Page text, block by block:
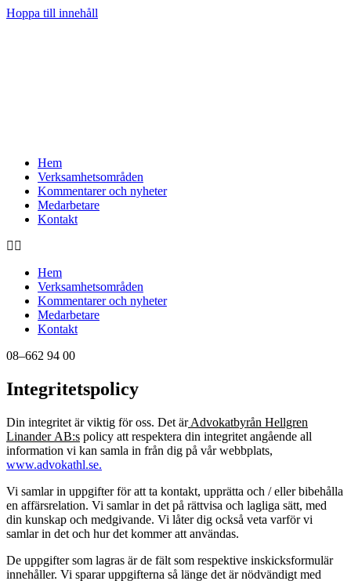
Hoppa till innehåll
Hem
Verksamhetsområden
Kommentarer och nyheter
Medarbetare
Kontakt
Hem
Verksamhetsområden
Kommentarer och nyheter
Medarbetare
Kontakt
08–662 94 00
Integritetspolicy
Din integritet är viktig för oss. Det ärAdvokatbyrån Hellgren
Linander AB:s policy att respektera din integritet angående all
information vi kan samla in från dig på vår webbplats,
www.advokathl.se.
Vi samlar in uppgifter för att ta kontakt, upprätta och / eller bibehålla
en affärsrelation. Vi samlar in det på rättvisa och lagliga sätt, med
din kunskap och medgivande. Vi låter dig också veta varför vi
samlar in det och hur det kommer att användas.
De uppgifter som lagras är de fält som respektive inskicksformulär
innehåller. Vi sparar uppgifterna så länge det är nödvändigt med